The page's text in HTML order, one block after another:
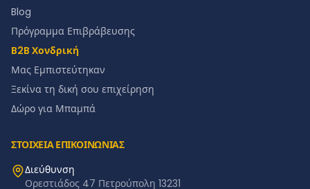
Blog
Πρόγραμμα Επιβράβευσης
B2B Χονδρική
Μας Εμπιστεύτηκαν
Ξεκίνα τη δική σου επιχείρηση
Δώρο για Μπαμπά
ΣΤΟΙΧΕΙΑ ΕΠΙΚΟΙΝΩΝΙΑΣ
Διεύθυνση
Ορεστιάδος 47 Πετρούπολη 13231